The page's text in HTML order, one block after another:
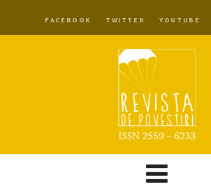
FACEBOOK TWITTER YOUTUBE